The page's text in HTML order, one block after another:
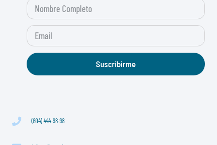
Suscribirme
(604) 444-98-98